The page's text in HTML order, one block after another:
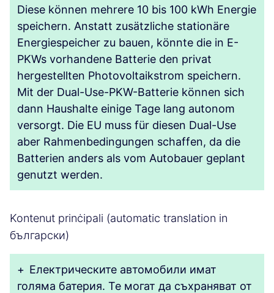
Diese können mehrere 10 bis 100 kWh Energie
speichern. Anstatt zusätzliche stationäre
Energiespeicher zu bauen, könnte die in E-
PKWs vorhandene Batterie den privat
hergestellten Photovoltaikstrom speichern.
Mit der Dual-Use-PKW-Batterie können sich
dann Haushalte einige Tage lang autonom
versorgt. Die EU muss für diesen Dual-Use
aber Rahmenbedingungen schaffen, da die
Batterien anders als vom Autobauer geplant
genutzt werden.
Kontenut prinċipali (automatic translation in
български)
+ Електрическите автомобили имат
голяма батерия. Те могат да съхраняват от